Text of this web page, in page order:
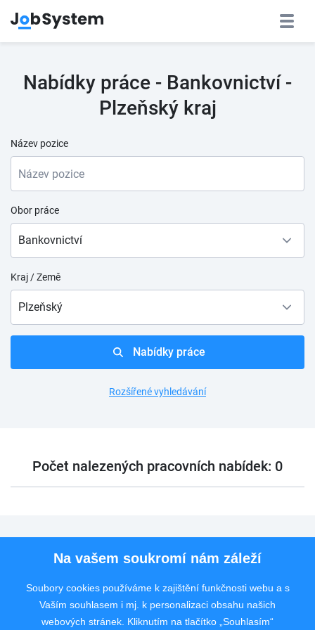
Nabídky práce - Bankovnictví -
Plzeňský kraj
Název pozice
Obor práce
Bankovnictví
Kraj / Země
Plzeňský
Nabídky práce
Rozšířené vyhledávání
Počet nalezených pracovních nabídek: 0
Pro uchazeče
Rychlý kontakt
Na vašem soukromí nám záleží
Soubory cookies používáme k zajištění funkčnosti webu a s
Vaším souhlasem i mj. k personalizaci obsahu našich
webových stránek. Kliknutím na tlačítko „Souhlasím“